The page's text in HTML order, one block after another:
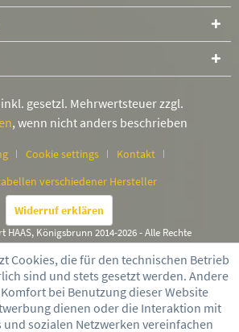
gesetzl. Mehrwertsteuer zzgl.
, wenn nicht anders beschrieben
Cookie settings
Kontakt
verschiedener Hersteller
Widerruf erklären
Königsbrunn 2014-2026 - Alle Rechte
vorbehalten
Cookies, die für den technischen Betrieb
sind und stets gesetzt werden. Andere
bei Benutzung dieser Website
dienen oder die Interaktion mit
und sozialen Netzwerken vereinfachen